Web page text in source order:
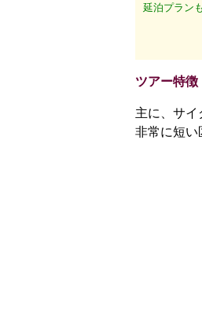
延泊プラン
ツアー特徴
主に、サイ
非常に短い